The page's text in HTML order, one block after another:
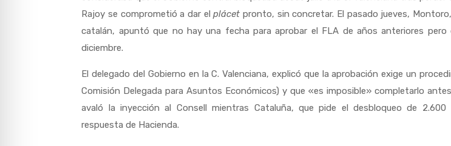
Rajoy se comprometió a dar elplácet pronto, sin concretar. El pasado jueves,
catalán, apuntó que no hay una fecha para aprobar el FLA de años anteriores pero
diciembre.
El delegado del Gobierno en la C. Valenciana, explicó que la aprobación exige un
Comisión Delegada para Asuntos Económicos) y que «es imposible» completarlo
avaló la inyección al Consell mientras Cataluña, que pide el desbloqueo de
respuesta de Hacienda.